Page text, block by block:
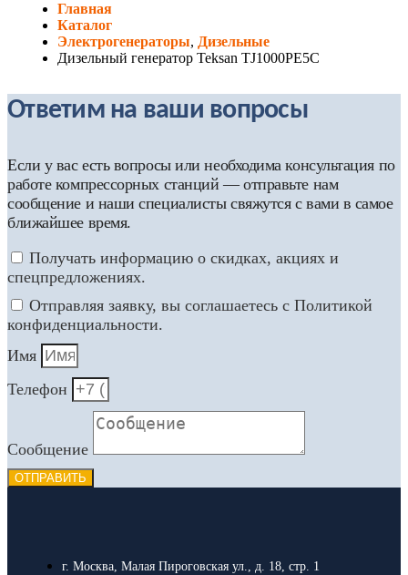
Главная
Каталог
Электрогенераторы, Дизельные
Дизельный генератор Teksan TJ1000PE5C
Ответим на ваши вопросы
Если у вас есть вопросы или необходима консультация по
работе компрессорных станций — отправьте нам
сообщение и наши специалисты свяжутся с вами в самое
ближайшее время.
Получать информацию о скидках, акциях и
спецпредложениях.
Отправляя заявку, вы соглашаетесь с Политикой
конфиденциальности.
Имя
Телефон
Сообщение
ОТПРАВИТЬ
г. Москва, Малая Пироговская ул., д. 18, стр. 1